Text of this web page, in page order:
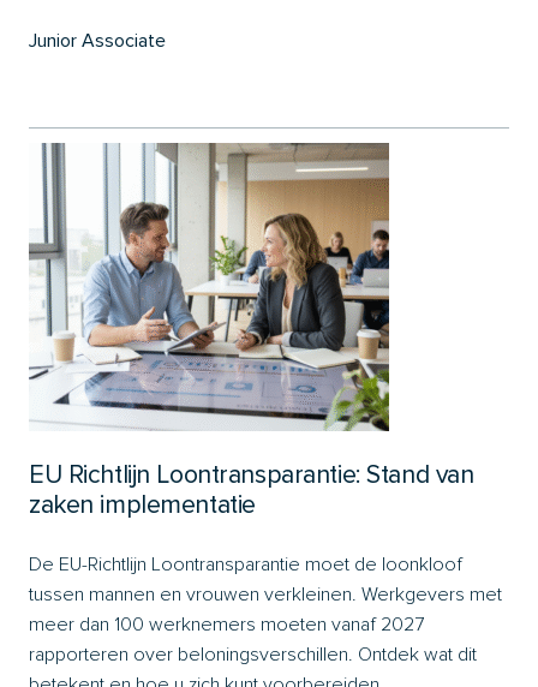
Junior Associate
EU Richtlijn Loontransparantie: Stand van
zaken implementatie
De EU-Richtlijn Loontransparantie moet de loonkloof
tussen mannen en vrouwen verkleinen. Werkgevers met
meer dan 100 werknemers moeten vanaf 2027
rapporteren over beloningsverschillen. Ontdek wat dit